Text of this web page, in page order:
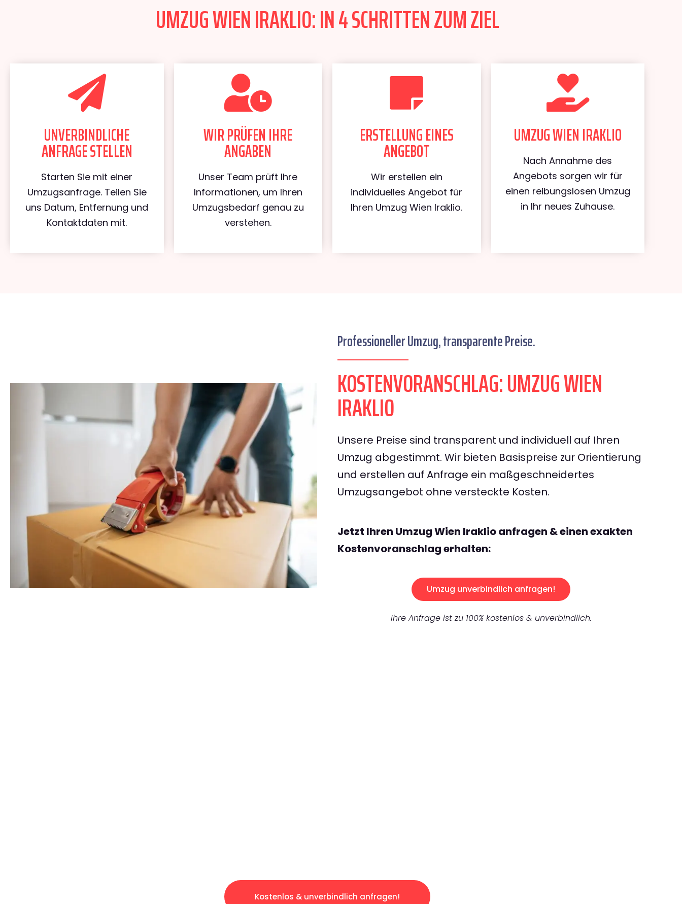
UMZUG WIEN IRAKLIO: IN 4 SCHRITTEN ZUM ZIEL
UNVERBINDLICHE
ANFRAGE STELLEN
Starten Sie mit einer
Umzugsanfrage. Teilen Sie
uns Datum, Entfernung und
Kontaktdaten mit.
WIR PRÜFEN IHRE
ANGABEN
Unser Team prüft Ihre
Informationen, um Ihren
Umzugsbedarf genau zu
verstehen.
ERSTELLUNG EINES
ANGEBOT
Wir erstellen ein
individuelles Angebot für
Ihren Umzug Wien Iraklio.
UMZUG WIEN IRAKLIO
Nach Annahme des
Angebots sorgen wir für
einen reibungslosen Umzug
in Ihr neues Zuhause.
Professioneller Umzug, transparente Preise.
KOSTENVORANSCHLAG: UMZUG WIEN
IRAKLIO
Unsere Preise sind transparent und individuell auf Ihren
Umzug abgestimmt. Wir bieten Basispreise zur Orientierung
und erstellen auf Anfrage ein maßgeschneidertes
Umzugsangebot ohne versteckte Kosten.
Jetzt Ihren Umzug Wien Iraklio anfragen & einen exakten
Kostenvoranschlag erhalten:
Umzug unverbindlich anfragen!
Ihre Anfrage ist zu 100% kostenlos & unverbindlich.
Kostenlos & unverbindlich anfragen!